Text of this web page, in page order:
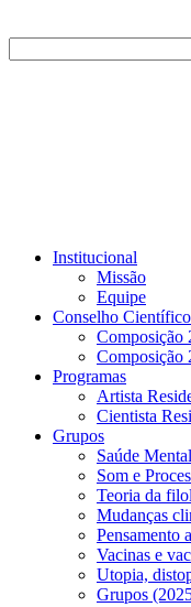
Institucional
Missão
Equipe
Conselho
Composição
Composição
Programas
Artista
Cientista
Grupos
Saúde
Som e
Teoria da
Mudanças
Pensamento
Vacinas e
Utopia,
Grupos